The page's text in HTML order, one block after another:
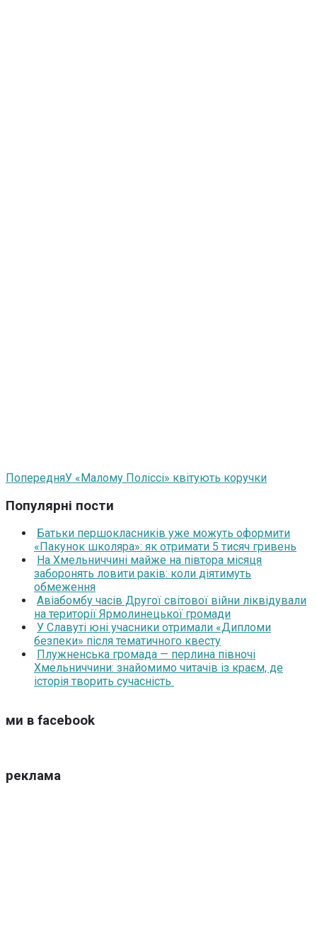
ПопередняУ «Малому Поліссі» квітують коручки
Популярні пости
Батьки першокласників уже можуть оформити
«Пакунок школяра»: як отримати 5 тисяч гривень
На Хмельниччині майже на півтора місяця
заборонять ловити раків: коли діятимуть
обмеження
Авіабомбу часів Другої світової війни ліквідували
на території Ярмолинецької громади
У Славуті юні учасники отримали «Дипломи
безпеки» після тематичного квесту
Плужненська громада — перлина півночі
Хмельниччини: знайомимо читачів із краєм, де
історія творить сучасність
ми в facebook
реклама